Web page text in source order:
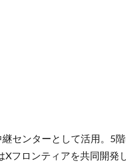
センターとして活用。5階
フロンティアを共同開発